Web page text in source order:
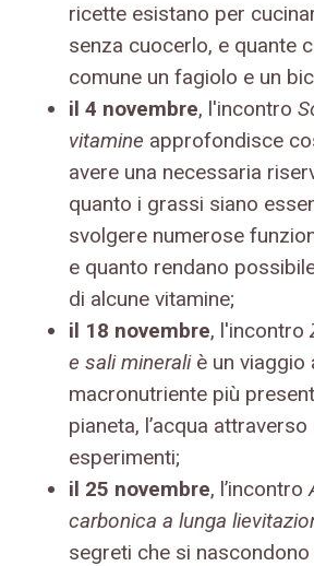
ricette esistano per
senza cuocerlo, e quante
comune un fagiolo e un
il 4 novembre, l'incontro
vitamine approfondisce
avere una necessaria
quanto i grassi siano
svolgere numerose
e quanto rendano
di alcune vitamine;
il 18 novembre, l'incontro
e sali mineraliè un viaggio
macronutriente più
pianeta, l’acqua
esperimenti;
il 25 novembre, l’incontro
carbonica a lunga
segreti che si